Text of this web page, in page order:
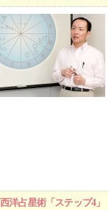
西洋占星術「ステップ4